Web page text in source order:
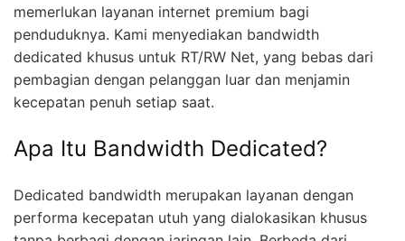
memerlukan layanan internet premium bagi
penduduknya. Kami menyediakan bandwidth
dedicated khusus untuk RT/RW Net, yang bebas dari
pembagian dengan pelanggan luar dan menjamin
kecepatan penuh setiap saat.
Apa Itu Bandwidth Dedicated?
Dedicated bandwidth merupakan layanan dengan
performa kecepatan utuh yang dialokasikan khusus